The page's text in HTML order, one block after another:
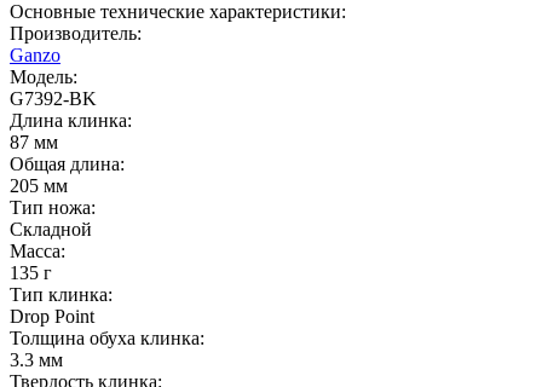
Основные технические характеристики:
Производитель:
Ganzo
Модель:
G7392-BK
Длина клинка:
87 мм
Общая длина:
205 мм
Тип ножа:
Складной
Масса:
135 г
Тип клинка:
Drop Point
Толщина обуха клинка:
3.3 мм
Твердость клинка: